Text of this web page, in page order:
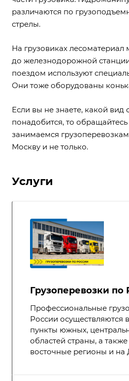
различаются по
стрелы.
На грузовиках лесоматериал
до железнодорожной
поездом используют
Они тоже оборудованы
Если вы не знаете, какой вид
понадобится, то
занимаемся
Москву и не только.
Услуги
Грузоперевозки по
Профессиональные
России осуществляются
пункты южных,
областей страны, а
восточные регионы и на